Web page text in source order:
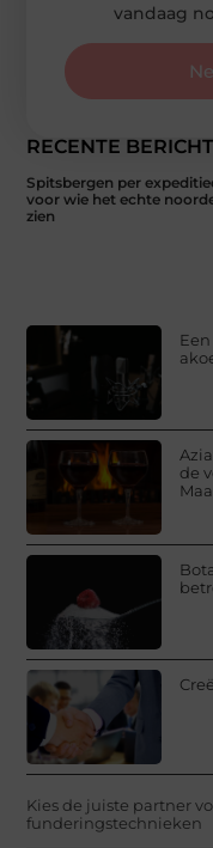
RECENTE
Spitsbergen per
voor wie het echte
zien
de
Kies de juiste partner
funderingstechnieken
vandaag